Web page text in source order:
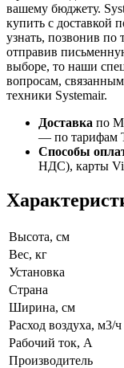
вашему бюджету.
купить с доставкой
узнать, позвонив по
отправив
выборе, то наши
вопросам,
техники Systemair.
Доставка по
— по тарифам
Способы
НДС), карты
Высота, см
Вес, кг
Установка
Страна
Ширина, см
Расход воздуха, м3/ч
Рабочий ток, А
Производитель